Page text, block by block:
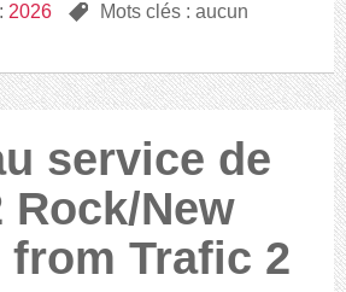
2026 , Mots clés : aucun
service de
Rock/New
Trafic 2